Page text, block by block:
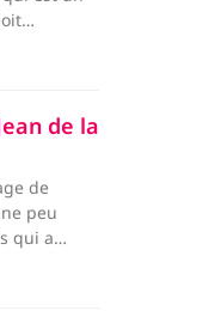
de la
de
peu
qui a
je trouve